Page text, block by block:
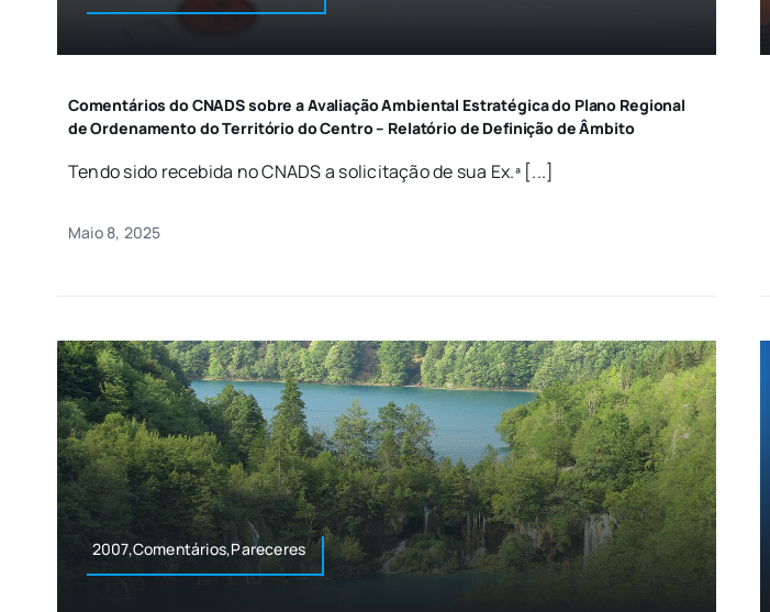
Comentários do CNADS sobre a Avaliação Ambiental Estratégica do Plano Regional
de Ordenamento do Território do Centro – Relatório de Definição de Âmbito
Tendo sido recebida no CNADS a solicitação de sua Ex.ª [...]
Maio 8, 2025
2007,Comentários,Pareceres